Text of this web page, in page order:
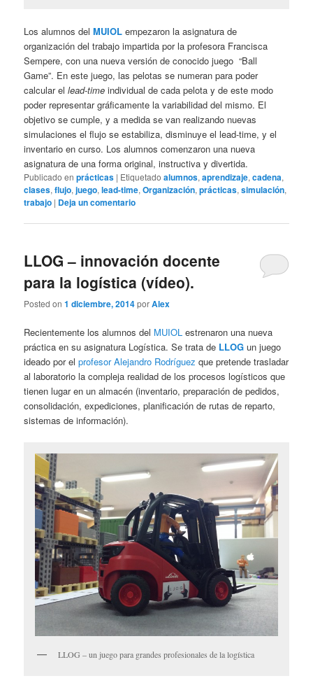
Los alumnos delMUIOL empezaron la asignatura de
organización del trabajo impartida por la profesora Francisca
Sempere, con una nueva versión de conocido juego “Ball
Game”. En este juego, las pelotas se numeran para poder
calcular ellead-time individual de cada pelota y de este modo
poder representar gráficamente la variabilidad del mismo. El
objetivo se cumple, y a medida se van realizando nuevas
simulaciones el flujo se estabiliza, disminuye el lead-time, y el
inventario en curso. Los alumnos comenzaron una nueva
asignatura de una forma original, instructiva y divertida.
Publicado en prácticas | Etiquetado alumnos,aprendizaje,cadena,
clases,flujo,juego,lead-time,Organización,prácticas,simulación,
trabajo | Deja un comentario
LLOG – innovación docente
para la logística (vídeo).
Posted on1 diciembre, 2014porAlex
Recientemente los alumnos del MUIOLestrenaron una nueva
práctica en su asignatura Logística. Se trata de LLOG un juego
ideado por elprofesor Alejandro Rodríguez que pretende trasladar
al laboratorio la compleja realidad de los procesos logísticos que
tienen lugar en un almacén (inventario, preparación de pedidos,
consolidación, expediciones, planificación de rutas de reparto,
sistemas de información).
LLOG – un juego para grandes profesionales de la logística